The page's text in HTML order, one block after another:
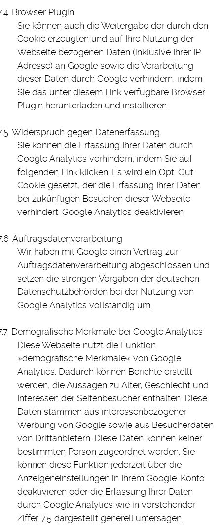
Browser Plugin
Sie können auch die Weitergabe der durch den
Cookie erzeugten und auf Ihre Nutzung der
Webseite bezogenen Daten (inklusive Ihrer IP-
Adresse) an Google sowie die Verarbeitung
dieser Daten durch Google verhindern, indem
Sie das unter diesem Link verfügbare Browser-
Plugin herunterladen und installieren.
Widerspruch gegen Datenerfassung
Sie können die Erfassung Ihrer Daten durch
Google Analytics verhindern, indem Sie auf
folgenden Link klicken. Es wird ein Opt-Out-
Cookie gesetzt, der die Erfassung Ihrer Daten
bei zukünftigen Besuchen dieser Webseite
verhindert: Google Analytics deaktivieren.
Auftragsdatenverarbeitung
Wir haben mit Google einen Vertrag zur
Auftragsdatenverarbeitung abgeschlossen und
setzen die strengen Vorgaben der deutschen
Datenschutzbehörden bei der Nutzung von
Google Analytics vollständig um.
Demografische Merkmale bei Google Analytics
Diese Webseite nutzt die Funktion
»demografische Merkmale« von Google
Analytics. Dadurch können Berichte erstellt
werden, die Aussagen zu Alter, Geschlecht und
Interessen der Seitenbesucher enthalten. Diese
Daten stammen aus interessenbezogener
Werbung von Google sowie aus Besucherdaten
von Drittanbietern. Diese Daten können keiner
bestimmten Person zugeordnet werden. Sie
können diese Funktion jederzeit über die
Anzeigeneinstellungen in Ihrem Google-Konto
deaktivieren oder die Erfassung Ihrer Daten
durch Google Analytics wie in vorstehender
Ziffer 7.5 dargestellt generell untersagen.